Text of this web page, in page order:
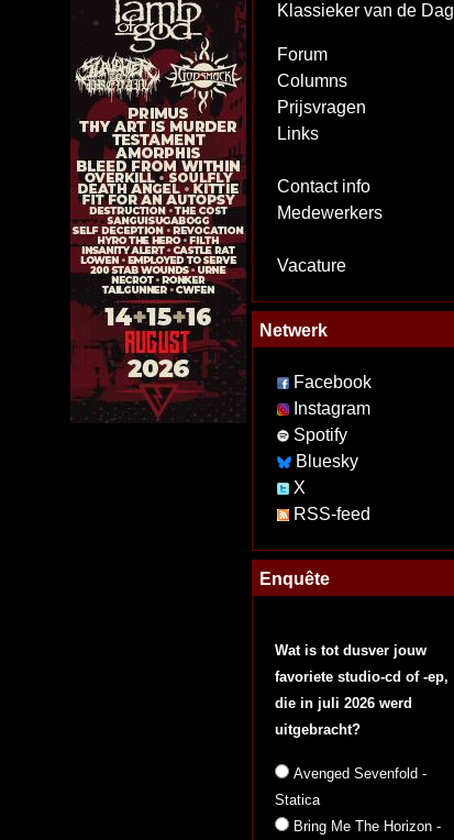
Klassieker van de Dag
Forum
Columns
Prijsvragen
Links
Contact info
Medewerkers
Vacature
Netwerk
Facebook
Instagram
Spotify
Bluesky
X
RSS-feed
Enquête
Wat is tot dusver jouw
favoriete studio-cd of -ep,
die in juli 2026 werd
uitgebracht?
Avenged Sevenfold -
Statica
Bring Me The Horizon -